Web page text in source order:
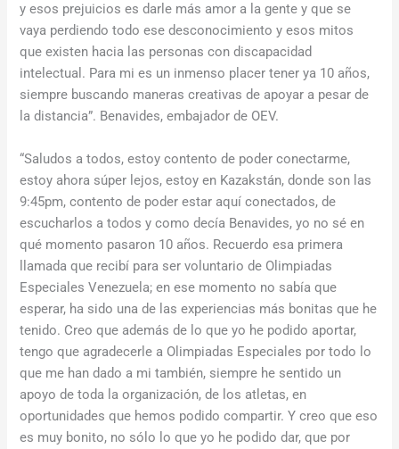
y esos prejuicios es darle más amor a la gente y que se
vaya perdiendo todo ese desconocimiento y esos mitos
que existen hacia las personas con discapacidad
intelectual. Para mi es un inmenso placer tener ya 10 años,
siempre buscando maneras creativas de apoyar a pesar de
la distancia”. Benavides, embajador de OEV.
“Saludos a todos, estoy contento de poder conectarme,
estoy ahora súper lejos, estoy en Kazakstán, donde son las
9:45pm, contento de poder estar aquí conectados, de
escucharlos a todos y como decía Benavides, yo no sé en
qué momento pasaron 10 años. Recuerdo esa primera
llamada que recibí para ser voluntario de Olimpiadas
Especiales Venezuela; en ese momento no sabía que
esperar, ha sido una de las experiencias más bonitas que he
tenido. Creo que además de lo que yo he podido aportar,
tengo que agradecerle a Olimpiadas Especiales por todo lo
que me han dado a mi también, siempre he sentido un
apoyo de toda la organización, de los atletas, en
oportunidades que hemos podido compartir. Y creo que eso
es muy bonito, no sólo lo que yo he podido dar, que por